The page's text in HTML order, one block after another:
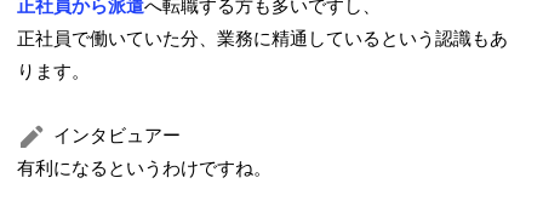
正社員から派遣へ転職する方も多いですし、
正社員で働いていた分、業務に精通しているという認識もあ
ります。
インタビュアー
有利になるというわけですね。